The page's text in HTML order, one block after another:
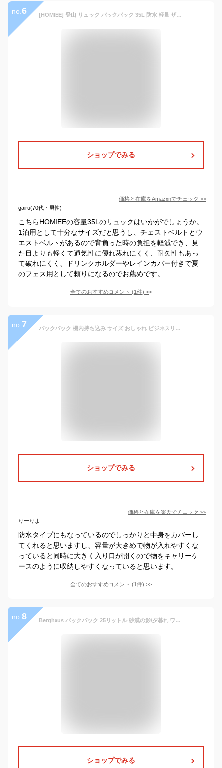
no. 6 [HOMIEE] 登山 リュック バックパック 35L 防水 軽量 ザック レインカバー付き リュックサック メンズ YKKファスナー 給水システム付き 大容量 荷物ベルト付き レディース 防災 旅行 キャンプ 釣り ハイキング 遠足 アウトドア トレッキング
ショップでみる
価格と在庫をAmazonでチェック >>
gairu(70代・男性)
こちらHOMIEEの容量35Lのリュックはいかがでしょうか。
1泊用として十分なサイズだと思うし、チェストベルトとウ
エストベルトがあるので背負った時の負担を軽減でき、見
た目よりも軽くて通気性に優れ蒸れにくく、耐久性もあっ
て破れにくく、ドリンクホルダーやレインカバー付きで夏
のフェス用として頼りになるのでお薦めです。
全てのおすすめコメント (1件) >
no. 7 バックパック 機内持ち込み サイズ おしゃれ ビジネスリュック リュック 大容量 メンズ アウトドア 旅行 2泊 パソコンリュック リュックサック 撥水 防水 軽量 15.6 usbポート 自転車 高級 通勤 キャンプ 軽い 一泊 ノートpc
ショップでみる
価格と在庫を楽天でチェック >>
りーりよ
防水タイプにもなっているのでしっかりと中身をカバーし
てくれると思いますし、容量が大きめで物が入れやすくな
っていると同時に大きく入り口が開くので物をキャリーケ
ースのように収納しやすくなっていると思います。
全てのおすすめコメント (1件) >
no. 8 Berghaus バックパック 25リットル 砂漠の影/夕暮れ ワンサイズ
ショップでみる